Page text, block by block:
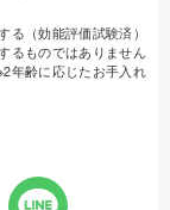
る（効能評価試験済）
るものではありません
年齢に応じたお手入れ